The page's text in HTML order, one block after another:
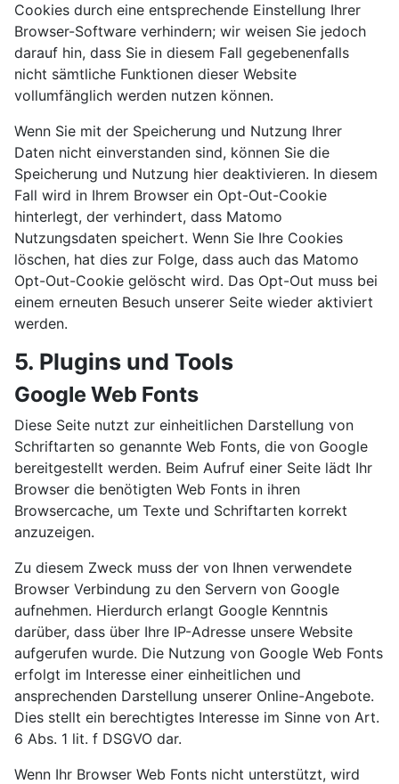
Cookies durch eine entsprechende Einstellung Ihrer
Browser-Software verhindern; wir weisen Sie jedoch
darauf hin, dass Sie in diesem Fall gegebenenfalls
nicht sämtliche Funktionen dieser Website
vollumfänglich werden nutzen können.
Wenn Sie mit der Speicherung und Nutzung Ihrer
Daten nicht einverstanden sind, können Sie die
Speicherung und Nutzung hier deaktivieren. In diesem
Fall wird in Ihrem Browser ein Opt-Out-Cookie
hinterlegt, der verhindert, dass Matomo
Nutzungsdaten speichert. Wenn Sie Ihre Cookies
löschen, hat dies zur Folge, dass auch das Matomo
Opt-Out-Cookie gelöscht wird. Das Opt-Out muss bei
einem erneuten Besuch unserer Seite wieder aktiviert
werden.
5. Plugins und Tools
Google Web Fonts
Diese Seite nutzt zur einheitlichen Darstellung von
Schriftarten so genannte Web Fonts, die von Google
bereitgestellt werden. Beim Aufruf einer Seite lädt Ihr
Browser die benötigten Web Fonts in ihren
Browsercache, um Texte und Schriftarten korrekt
anzuzeigen.
Zu diesem Zweck muss der von Ihnen verwendete
Browser Verbindung zu den Servern von Google
aufnehmen. Hierdurch erlangt Google Kenntnis
darüber, dass über Ihre IP-Adresse unsere Website
aufgerufen wurde. Die Nutzung von Google Web Fonts
erfolgt im Interesse einer einheitlichen und
ansprechenden Darstellung unserer Online-Angebote.
Dies stellt ein berechtigtes Interesse im Sinne von Art.
6 Abs. 1 lit. f DSGVO dar.
Wenn Ihr Browser Web Fonts nicht unterstützt, wird